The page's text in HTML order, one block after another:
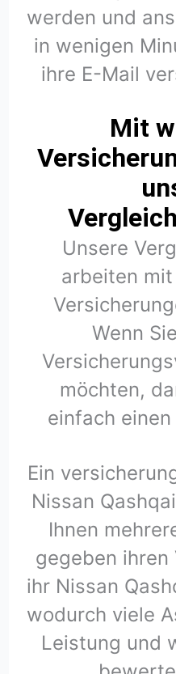
werden und
in wenigen
ihre E-Mail
Mit
Unsere
arbeiten
Wenn
möchten,
einfach
Ein
Nissan
Ihnen
gegeben ihren
ihr Nissan
wodurch viele
Leistung und